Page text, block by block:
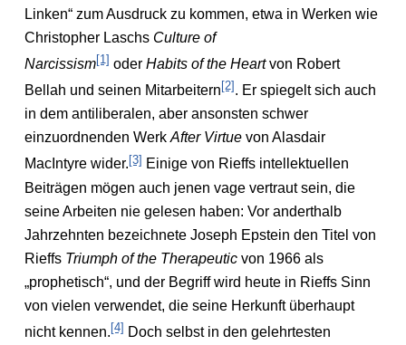
Linken“ zum Ausdruck zu kommen, etwa in Werken wie
Christopher Laschs Culture of
Narcissism[1] oder Habits of the Heartvon Robert
Bellah und seinen Mitarbeitern [2] . Er spiegelt sich auch
in dem antiliberalen, aber ansonsten schwer
einzuordnenden WerkAfter Virtuevon Alasdair
MacIntyre wider.[3] Einige von Rieffs intellektuellen
Beiträgen mögen auch jenen vage vertraut sein, die
seine Arbeiten nie gelesen haben: Vor anderthalb
Jahrzehnten bezeichnete Joseph Epstein den Titel von
Rieffs Triumph of the Therapeuticvon 1966 als
„prophetisch“, und der Begriff wird heute in Rieffs Sinn
von vielen verwendet, die seine Herkunft überhaupt
nicht kennen. [4] Doch selbst in den gelehrtesten